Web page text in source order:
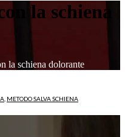
la schiena
la schiena dolorante
METODO SALVA SCHIENA